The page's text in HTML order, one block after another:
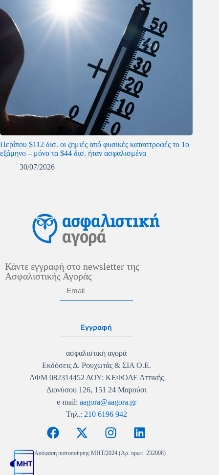
Περίπου $112 δισ. οι ζημιές από φυσικές καταστροφές το 1ο
εξάμηνο – μόνο τα $44 δισ. ήταν ασφαλισμένα
30/07/2026
Κάντε εγγραφή στο newsletter της
Ασφαλιστικής Αγοράς
Εγγραφή
ασφαλιστική αγορά
Εκδόσεις Δ. Ρουχωτάς & ΣΙΑ Ο.Ε.
ΑΦΜ 082314452 ΔΟΥ: ΚΕΦΟΔΕ Αττικής
Διονύσου 126, 151 24 Μαρούσι
e-mail: aagora@aagora.gr
Τηλ.: 210 6196 942
Απόφαση πιστοποίησης MHT/2024 (Αρ. πρωτ. 232008)